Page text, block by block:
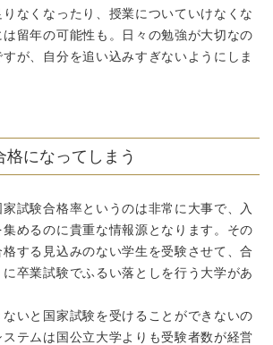
なくなったり、授業についていけなくな
留年の可能性も。日々の勉強が大切なの
が、自分を追い込みすぎないようにしま
になってしまう
試験合格率というのは非常に大事で、入
めるのに貴重な情報源となります。その
する見込みのない学生を受験させて、合
卒業試験でふるい落としを行う大学があ
いと国家試験を受けることができないの
テムは国公立大学よりも受験者数が経営